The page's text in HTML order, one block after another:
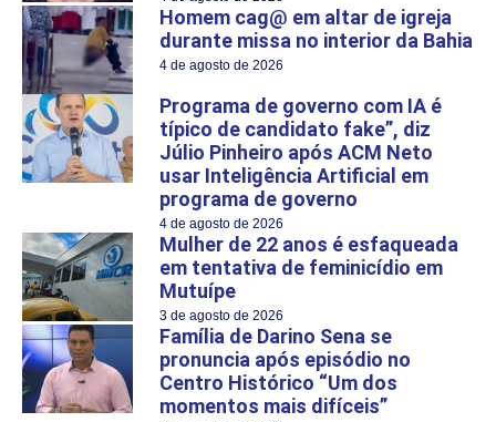
Homem cag@ em altar de igreja
durante missa no interior da Bahia
4 de agosto de 2026
Programa de governo com IA é
típico de candidato fake”, diz
Júlio Pinheiro após ACM Neto
usar Inteligência Artificial em
programa de governo
4 de agosto de 2026
Mulher de 22 anos é esfaqueada
em tentativa de feminicídio em
Mutuípe
3 de agosto de 2026
Família de Darino Sena se
pronuncia após episódio no
Centro Histórico “Um dos
momentos mais difíceis”